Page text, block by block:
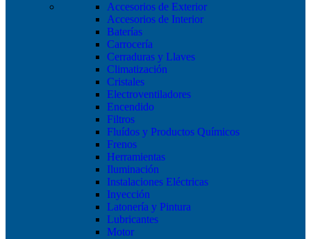
Accesorios de Exterior
Accesorios de Interior
Baterías
Carrocería
Cerraduras y Llaves
Climatización
Cristales
Electroventiladores
Encendido
Filtros
Fluídos y Productos Químicos
Frenos
Herramientas
Iluminación
Instalaciones Eléctricas
Inyección
Latonería y Pintura
Lubricantes
Motor